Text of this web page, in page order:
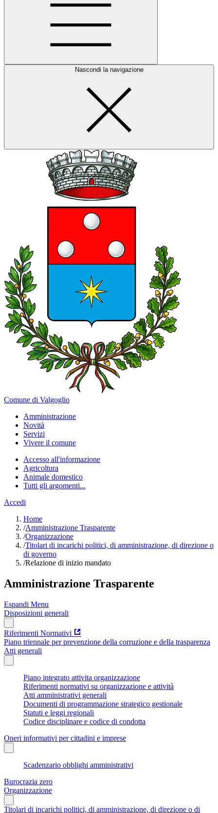
Nascondi la navigazione
Comune di Valgoglio
Amministrazione
Novità
Servizi
Vivere il comune
Accesso all'informazione
Agricoltura
Animale domestico
Tutti gli argomenti...
Accedi
Home
/Amministrazione Trasparente
/Organizzazione
/Titolari di incarichi politici, di amministrazione, di direzione o
di governo
/Relazione di inizio mandato
Amministrazione Trasparente
Espandi Menu
Disposizioni generali
Riferimenti Normativi
Piano triennale per prevenzione della corruzione e della trasparenza
Atti generali
Piano integrato attivita organizzazione
Riferimenti normativi su organizzazione e attività
Atti amministrativi generali
Documenti di programmazione strategico gestionale
Statuti e leggi regionali
Codice disciplinare e codice di condotta
Oneri informativi per cittadini e imprese
Scadenzario obblighi amministrativi
Burocrazia zero
Organizzazione
Titolari di incarichi politici, di amministrazione, di direzione o di